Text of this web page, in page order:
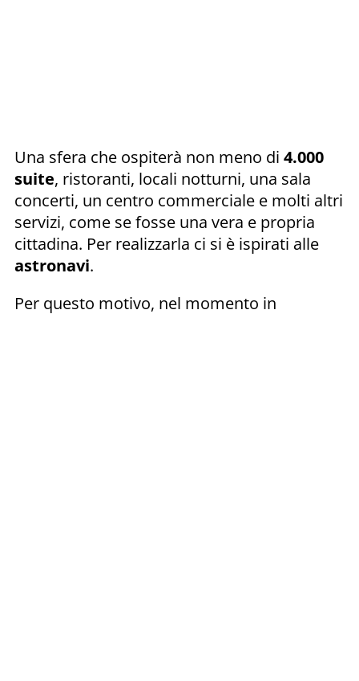
Una sfera che ospiterà non meno di 4.000
suite, ristoranti, locali notturni, una sala
concerti, un centro commerciale e molti altri
servizi, come se fosse una vera e propria
cittadina. Per realizzarla ci si è ispirati alle
astronavi.
Per questo motivo, nel momento in